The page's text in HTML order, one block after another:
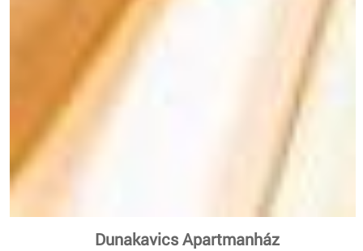
Dunakavics Apartmanház